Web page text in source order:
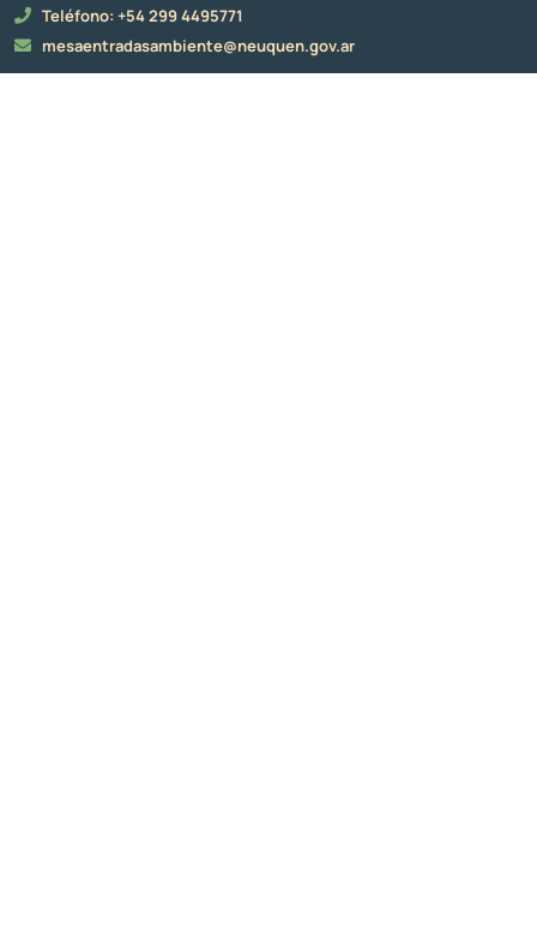
Teléfono: +54 299 4495771
mesaentradasambiente@neuquen.gov.ar